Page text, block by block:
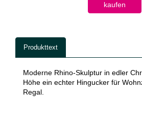
kaufen
Produkttext
Moderne Rhino-Skulptur in edler
Höhe ein echter Hingucker für
Regal.